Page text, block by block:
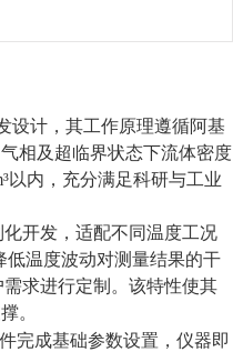
设计，其工作原理遵循阿基
相及超临界状态下流体密度
以内，充分满足科研与工业
化开发，适配不同温度工况
低温度波动对测量结果的干
需求进行定制。该特性使其
。
完成基础参数设置，仪器即